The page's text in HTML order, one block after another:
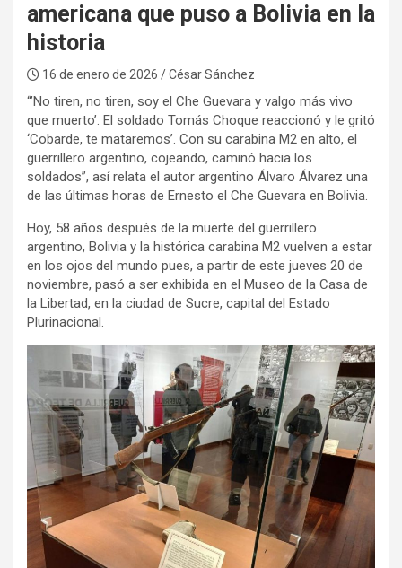
americana que puso a Bolivia en la
historia
16 de enero de 2026 / César Sánchez
“’No tiren, no tiren, soy el Che Guevara y valgo más vivo
que muerto’. El soldado Tomás Choque reaccionó y le gritó
‘Cobarde, te mataremos’. Con su carabina M2 en alto, el
guerrillero argentino, cojeando, caminó hacia los
soldados”, así relata el autor argentino Álvaro Álvarez una
de las últimas horas de Ernesto el Che Guevara en Bolivia.
Hoy, 58 años después de la muerte del guerrillero
argentino, Bolivia y la histórica carabina M2 vuelven a estar
en los ojos del mundo pues, a partir de este jueves 20 de
noviembre, pasó a ser exhibida en el Museo de la Casa de
la Libertad, en la ciudad de Sucre, capital del Estado
Plurinacional.